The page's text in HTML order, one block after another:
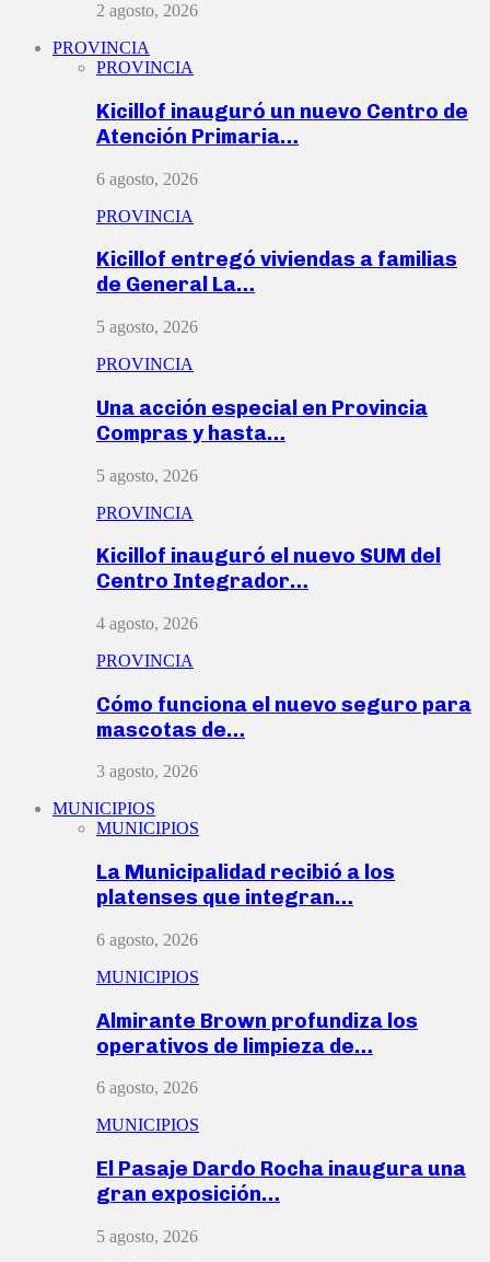
2 agosto, 2026
PROVINCIA
PROVINCIA
Kicillof inauguró un nuevo Centro de
Atención Primaria…
6 agosto, 2026
PROVINCIA
Kicillof entregó viviendas a familias
de General La…
5 agosto, 2026
PROVINCIA
Una acción especial en Provincia
Compras y hasta…
5 agosto, 2026
PROVINCIA
Kicillof inauguró el nuevo SUM del
Centro Integrador…
4 agosto, 2026
PROVINCIA
Cómo funciona el nuevo seguro para
mascotas de…
3 agosto, 2026
MUNICIPIOS
MUNICIPIOS
La Municipalidad recibió a los
platenses que integran…
6 agosto, 2026
MUNICIPIOS
Almirante Brown profundiza los
operativos de limpieza de…
6 agosto, 2026
MUNICIPIOS
El Pasaje Dardo Rocha inaugura una
gran exposición…
5 agosto, 2026